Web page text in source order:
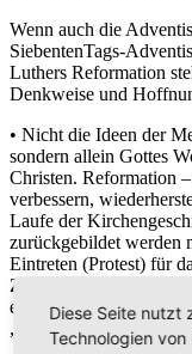
Wenn auch die
SiebentenTags-
Luthers Reformation
Denkweise und
• Nicht die Ideen der
sondern allein Gottes
Christen. Reformation
verbessern,
Laufe der
zurückgebildet werden
Eintreten (Protest) für
Zeugnis geben –
erst gegen etwas sein.
„Protestanten“.
Diese Seite nutzt
Technologien